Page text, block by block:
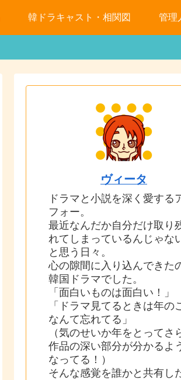
韓ドラキャスト・相関図 管理
ヴィータ
ドラマと小説を深く愛する
フォー。
最近なんだか自分だけ取り
れてしまっているんじゃな
と思う日々。
心の隙間に入り込んできた
韓国ドラマでした。
「面白いものは面白い！」
「ドラマ見てるときは年の
なんて忘れてる」
（気のせいか年をとってさ
作品の深い部分が分かるよ
なってる！）
そんな感覚を誰かと共有し